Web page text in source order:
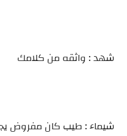
شهد : واثقه من كلامك
شيماء : طيب كان مفروض